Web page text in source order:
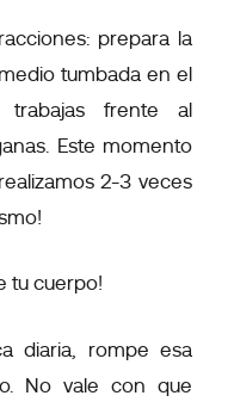
prepara la
tumbada en el
trabajas frente al
Este momento
2-3 veces
tu cuerpo!
diaria, rompe esa
No vale con que